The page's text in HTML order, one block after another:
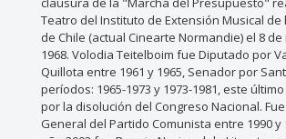
Teatro del Instituto de Extensión Musical de
de Chile (actual Cinearte Normandie) el 8
1968. Volodia Teitelboim fue Diputado por
Quillota entre 1961 y 1965, Senador por
períodos: 1965-1973 y 1973-1981, este
por la disolución del Congreso Nacional.
General del Partido Comunista entre 1990 y